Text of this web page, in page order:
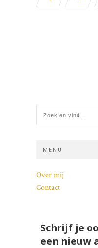
MENU
Over mij
Contact
Schrijf je
een nieuw